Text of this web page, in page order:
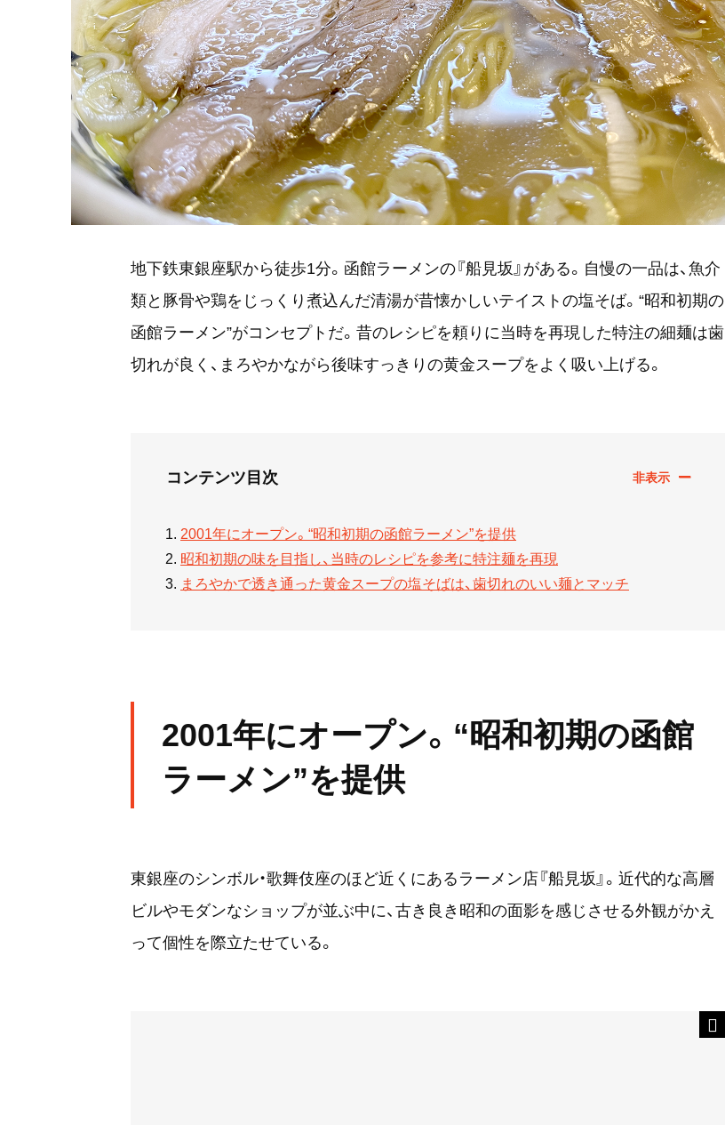
地下鉄東銀座駅から徒歩1分。函館ラーメンの『船見坂』がある。自慢の一品は、魚介
類と豚骨や鶏をじっくり煮込んだ清湯が昔懐かしいテイストの塩そば。“昭和初期の
函館ラーメン”がコンセプトだ。昔のレシピを頼りに当時を再現した特注の細麺は歯
切れが良く、まろやかながら後味すっきりの黄金スープをよく吸い上げる。
コンテンツ目次
2001年にオープン。“昭和初期の函館ラーメン”を提供
昭和初期の味を目指し、当時のレシピを参考に特注麺を再現
まろやかで透き通った黄金スープの塩そばは、歯切れのいい麺とマッチ
2001年にオープン。“昭和初期の函館
ラーメン”を提供
東銀座のシンボル・歌舞伎座のほど近くにあるラーメン店『船見坂』。近代的な高層
ビルやモダンなショップが並ぶ中に、古き良き昭和の面影を感じさせる外観がかえ
って個性を際立たせている。